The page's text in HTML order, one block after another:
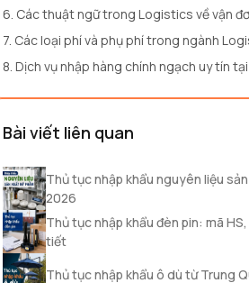
6. Các thuật ngữ trong Logistics về vận
7. Các loại phí và phụ phí trong ngành
8. Dịch vụ nhập hàng chính ngạch uy tín tại
Bài viết liên quan
Thủ tục nhập khẩu nguyên liệu
2026
Thủ tục nhập khẩu đèn pin: mã
tiết
Thủ tục nhập khẩu ô dù từ Trung